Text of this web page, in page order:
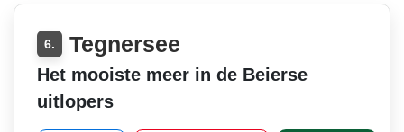
6. Tegnersee
Het mooiste meer in de Beierse
uitlopers